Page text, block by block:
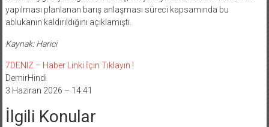
yapılması planlanan barış anlaşması süreci kapsamında bu
ablukanın kaldırıldığını açıklamıştı.
Kaynak: Harici
7DENIZ – Haber Linki İçin Tıklayın !
DemirHindi
3 Haziran 2026 – 14:41
İlgili Konular